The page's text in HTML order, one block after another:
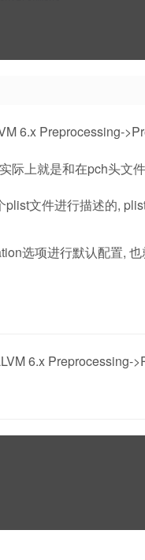
6.x Preprocessing-
际上就是和在pch头文
文件进行描述的,
选项进行默认配置,
6.x Preprocessing-